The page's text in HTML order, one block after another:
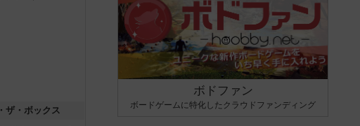
ザ・ボックス
ボドファン
ボードゲームに特化したクラウドファンディング